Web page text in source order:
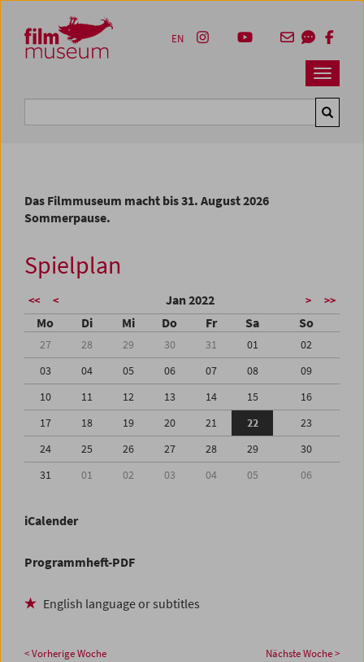
Zum Inhalt
Zum Hauptmenü
Zur Servicenavigation
Zum Suche
Navbar
EN
Das Filmmuseum macht bis 31. August 2026
Sommerpause.
Spielplan
<< < Jan 2022 > >>
Mo Di Mi Do Fr Sa So
27 28 29 30 31 01
02
03
04 05 06 07 08
09
10
11 12 13 14 15
16
17
18 19 20 21 22
23
24
25 26 27 28 29
30
31
01 02 03 04 05 06
iCalender
Programmheft-PDF
English language or subtitles
< Vorherige Woche Nächste Woche >